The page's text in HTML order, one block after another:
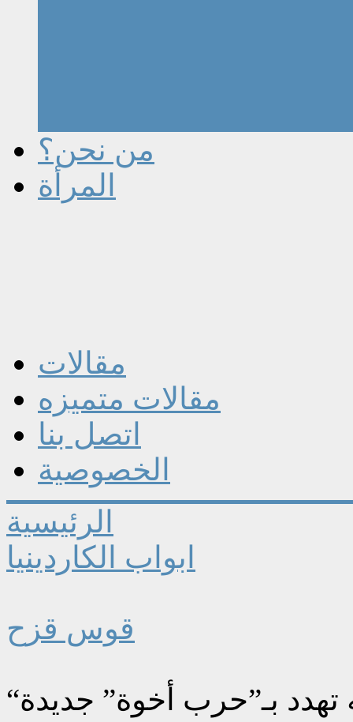
من نحن؟
المرأة
مقالات
مقالات متميزه
اتصل بنا
الخصوصية
الرئيسية
ابواب الكاردينيا
قوس قزح
تهدد بـ”حرب أخوة” جديدة